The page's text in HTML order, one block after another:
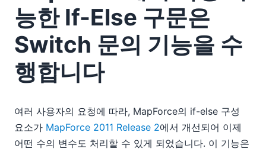
능한 If-Else 구문은
Switch 문의 기능을 수
행합니다
여러 사용자의 요청에 따라, MapForce의 if-else 구성
요소가 MapForce 2011 Release 2에서 개선되어 이제
어떤 수의 변수도 처리할 수 있게 되었습니다. 이 기능은